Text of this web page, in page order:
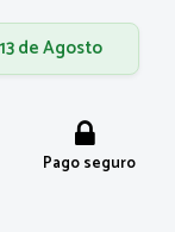
de Agosto
Pago seguro